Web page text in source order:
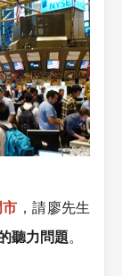
，請廖先生
聽力問題。